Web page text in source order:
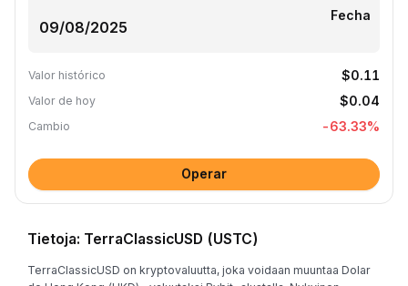
Fecha
Valor histórico $0.11
Valor de hoy $0.04
Cambio -63.33%
Operar
Tietoja: TerraClassicUSD (USTC)
TerraClassicUSD on kryptovaluutta, joka voidaan muuntaa Dolar